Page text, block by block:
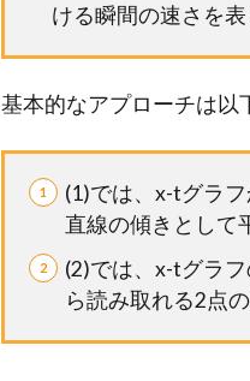
ける瞬間の速さを表
基本的なアプローチは以
(1)では、x-tグラ
直線の傾きとして
(2)では、x-tグラ
ら読み取れる2点